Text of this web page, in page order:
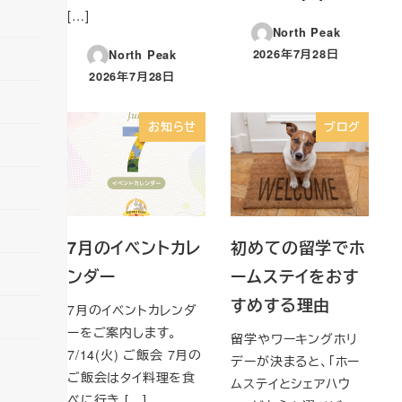
[…]
North Peak
投稿日
2026年7月28日
North Peak
投稿日
2026年7月28日
お知らせ
7月のイベントカレ
ンダー
7月のイベントカレンダ
ーをご案内します。
7/14(火) ご飯会 7月の
ご飯会はタイ料理を食
ブログ
初めての留学でホ
ームステイをおす
すめする理由
留学やワーキングホリ
デーが決まると、「ホー
ムステイとシェアハウ